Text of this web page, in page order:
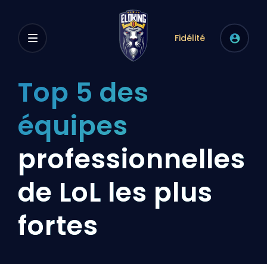
Fidélité
Top 5 des
équipes
professionnelles
de LoL les plus
fortes